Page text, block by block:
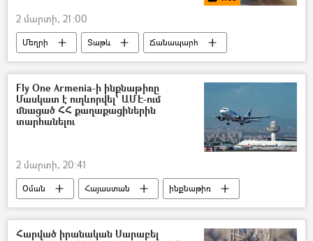
2 մարտի, 21:00
Մեղրի Տաթև
Ճանապարհ
Տեսանյութեր
տեսանյութ
Fly One Armenia-ի ինքնաթիռը
Մասկատ է ուղևորվել՝ ԱՄԷ-ում
մնացած ՀՀ քաղաքացիներին
տարհանելու
2 մարտի, 20:41
Օման Հայաստան
ինքնաթիռ
Տարհանում
Հարված իրանական Սարաբել